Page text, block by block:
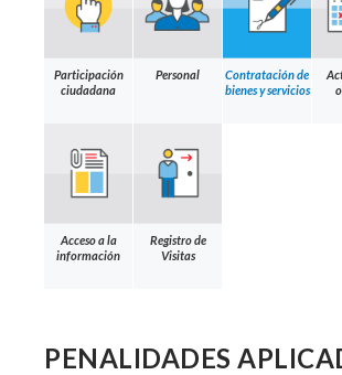
Participación
ciudadana
Personal
Contratación de
bienes y servicios
Acceso a la
información
Registro de
Visitas
PENALIDADES